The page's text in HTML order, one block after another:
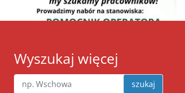
Wyszukaj więcej
szukaj